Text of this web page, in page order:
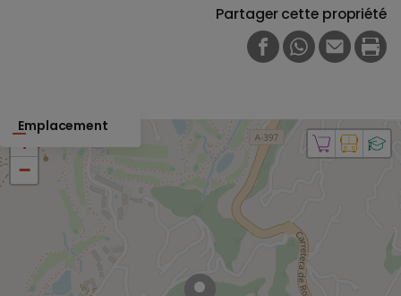
Partager cette propriété
FACEBOOK
WHATSAPP
E-MAIL
Emplacement
+
−